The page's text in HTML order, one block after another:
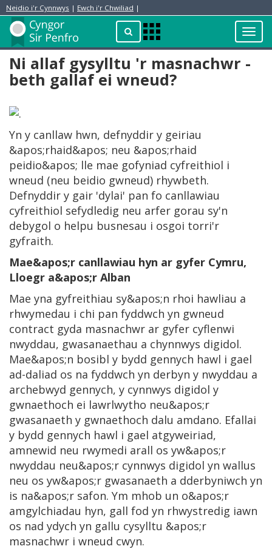
Neidio i'r Cynnwys | Ewch i'r Chwiliad |
Apps
Menu
Ni allaf gysylltu 'r masnachwr -
beth gallaf ei wneud?
Yn y canllaw hwn, defnyddir y geiriau
&apos;rhaid&apos; neu &apos;rhaid
peidio&apos; lle mae gofyniad cyfreithiol i
wneud (neu beidio gwneud) rhywbeth.
Defnyddir y gair 'dylai' pan fo canllawiau
cyfreithiol sefydledig neu arfer gorau sy'n
debygol o helpu busnesau i osgoi torri'r
gyfraith.
Mae&apos;r canllawiau hyn ar gyfer Cymru,
Lloegr a&apos;r Alban
Mae yna gyfreithiau sy&apos;n rhoi hawliau a
rhwymedau i chi pan fyddwch yn gwneud
contract gyda masnachwr ar gyfer cyflenwi
nwyddau, gwasanaethau a chynnwys digidol.
Mae&apos;n bosibl y bydd gennych hawl i gael
ad-daliad os na fyddwch yn derbyn y nwyddau a
archebwyd gennych, y cynnwys digidol y
gwnaethoch ei lawrlwytho neu&apos;r
gwasanaeth y gwnaethoch dalu amdano. Efallai
y bydd gennych hawl i gael atgyweiriad,
amnewid neu rwymedi arall os yw&apos;r
nwyddau neu&apos;r cynnwys digidol yn wallus
neu os yw&apos;r gwasanaeth a dderbyniwch yn
is na&apos;r safon. Ym mhob un o&apos;r
amgylchiadau hyn, gall fod yn rhwystredig iawn
os nad ydych yn gallu cysylltu &apos;r
masnachwr i wneud cwyn.